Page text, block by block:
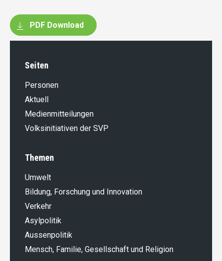
PDF Download
Seiten
Personen
Aktuell
Medienmitteilungen
Volksinitiativen der SVP
Themen
Umwelt
Bildung, Forschung und Innovation
Verkehr
Asylpolitik
Aussenpolitik
Mensch, Familie, Gesellschaft und Religion